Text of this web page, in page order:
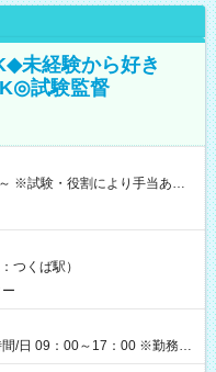
未経験から好き
試験監督
（前払い）オプションあ
1週間ほどで給与の一部を受け
（休憩1時間） 時給1,300円
※当日の役割により時給＋100
13:30（休憩なし） 時給1,300
8,400円＋交通費 【試用期
つくば駅）
/日 09：00～17：00 ※勤務時